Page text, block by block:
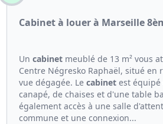
Cabinet à louer à Marseille
Un cabinet meublé de 13 m² vous
Centre Négresko Raphaël, situé en
vue dégagée. Le cabinet est
canapé, de chaises et d'une table
également accès à une salle
commune et une connexion...